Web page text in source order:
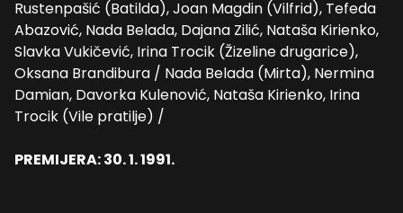
Rustenpašić (Batilda), Joan Magdin (Vilfrid), Tefeda
Abazović, Nada Belada, Dajana Zilić, Nataša Kirienko,
Slavka Vukičević, Irina Trocik (Žizeline drugarice),
Oksana Brandibura / Nada Belada (Mirta), Nermina
Damian, Davorka Kulenović, Nataša Kirienko, Irina
Trocik (Vile pratilje) /
PREMIJERA: 30. 1. 1991.